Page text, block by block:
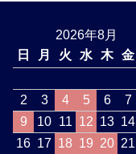
2026年8月
日
月 火 水 木 金
2
3 4 5 6 7
9
10 11 12 13 14
16 17 18 19 20 21